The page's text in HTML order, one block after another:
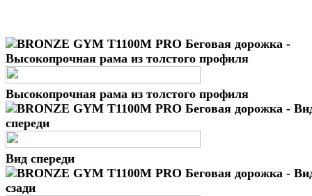
Высокопрочная рама из толстого профиля
Вид спереди